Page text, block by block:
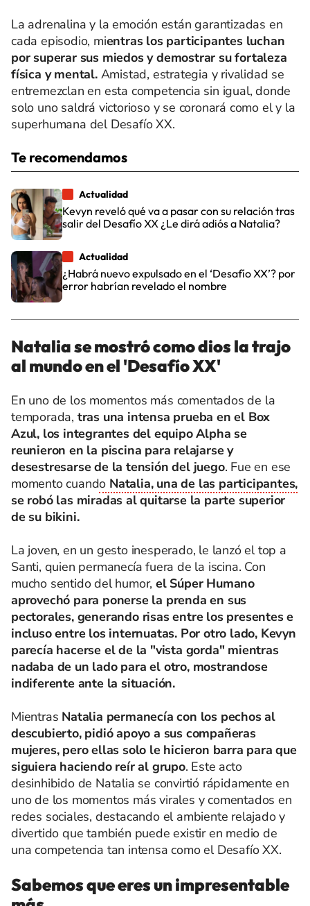
La adrenalina y la emoción están garantizadas en
cada episodio, mientras los participantes luchan
por superar sus miedos y demostrar su fortaleza
física y mental.Amistad, estrategia y rivalidad se
entremezclan en esta competencia sin igual, donde
solo uno saldrá victorioso y se coronará como el y la
superhumana del Desafío XX.
Te recomendamos
Actualidad
Kevyn reveló qué va a pasar con su relación tras
salir del Desafío XX ¿Le dirá adiós a Natalia?
Actualidad
¿Habrá nuevo expulsado en el ‘Desafío XX’? por
error habrían revelado el nombre
Natalia se mostró como dios la trajo
al mundo en el 'Desafío XX'
En uno de los momentos más comentados de la
temporada, tras una intensa prueba en el Box
Azul, los integrantes del equipo Alpha se
reunieron en la piscina para relajarse y
desestresarse de la tensión del juego. Fue en ese
momento cuando Natalia, una de las participantes,
se robó las miradas al quitarse la parte superior
de su bikini.
La joven, en un gesto inesperado, le lanzó el top a
Santi, quien permanecía fuera de la iscina. Con
mucho sentido del humor, el Súper Humano
aprovechó para ponerse la prenda en sus
pectorales, generando risas entre los presentes e
incluso entre los internuatas. Por otro lado, Kevyn
parecía hacerse el de la "vista gorda" mientras
nadaba de un lado para el otro, mostrandose
indiferente ante la situación.
Mientras Natalia permanecía con los pechos al
descubierto, pidió apoyo a sus compañeras
mujeres, pero ellas solo le hicieron barra para que
siguiera haciendo reír al grupo. Este acto
desinhibido de Natalia se convirtió rápidamente en
uno de los momentos más virales y comentados en
redes sociales, destacando el ambiente relajado y
divertido que también puede existir en medio de
una competencia tan intensa como el Desafío XX.
Sabemos que eres un impresentable